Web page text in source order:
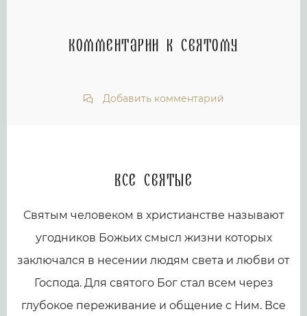
Комментарии к святому
Добавить комментарий
Все святые
Святым человеком в христианстве называют
угодников Божьих смысл жизни которых
заключался в несении людям света и любви от
Господа. Для святого Бог стал всем через
глубокое переживание и общение с Ним. Все